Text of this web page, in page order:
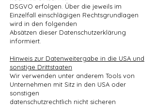
DSGVO erfolgen. Über die jeweils im
Einzelfall einschlägigen Rechtsgrundlagen
wird in den folgenden
Absätzen dieser Datenschutzerklärung
informiert.
Hinweis zur Datenweitergabe in die USA und
sonstige Drittstaaten
Wir verwenden unter anderem Tools von
Unternehmen mit Sitz in den USA oder
sonstigen
datenschutzrechtlich nicht sicheren